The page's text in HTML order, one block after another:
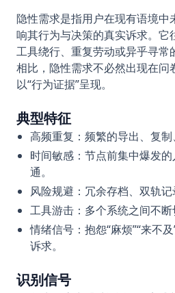
隐性需求是指用户在现有语境中
响其行为与决策的真实诉求。它
工具绕行、重复劳动或异乎寻常
相比，隐性需求不必然出现在问
以“行为证据”呈现。
典型特征
高频重复：频繁的导出、复制
时间敏感：节点前集中爆发
通。
风险规避：冗余存档、双轨记
工具游击：多个系统之间不断
情绪信号：抱怨“麻烦”“来不
诉求。
识别信号